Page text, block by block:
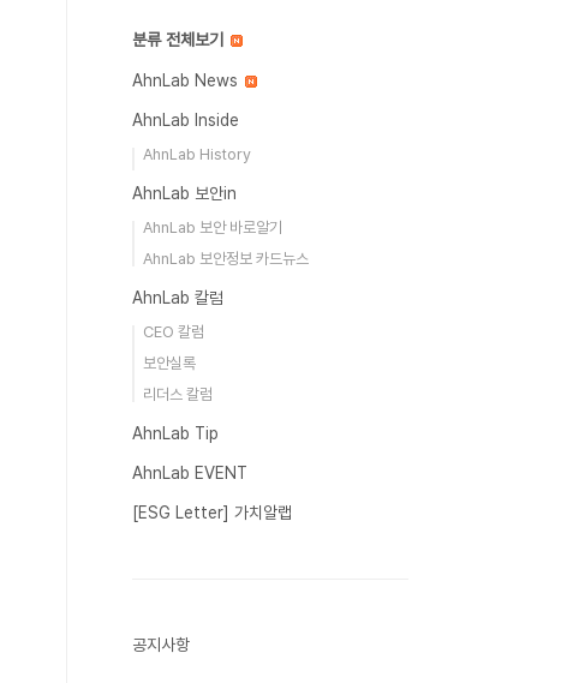
분류 전체보기
AhnLab News
AhnLab Inside
AhnLab History
AhnLab 보안in
AhnLab 보안 바로알기
AhnLab 보안정보 카드뉴스
AhnLab 칼럼
CEO 칼럼
보안실록
리더스 칼럼
AhnLab Tip
AhnLab EVENT
[ESG Letter] 가치알랩
공지사항